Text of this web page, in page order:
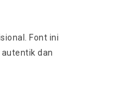
Font ini
dan